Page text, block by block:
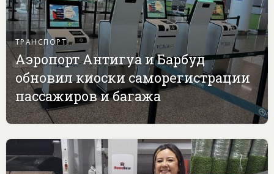
ТРАНСПОРТ
Аэропорт Антигуа и Барбуд
обновил киоски саморегистрации
пассажиров и багажа